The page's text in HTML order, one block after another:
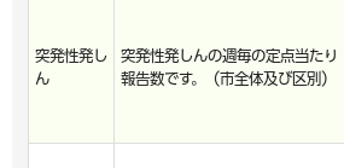
突発性発し
ん
突発性発しんの週毎の定点当たり
報告数です。（市全体及び区別）